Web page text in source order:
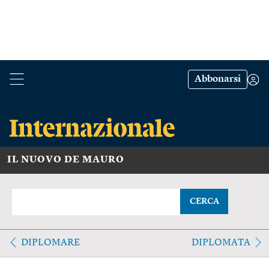
Abbonarsi
IL NUOVO DE MAURO
CERCA
DIPLOMARE DIPLOMATA